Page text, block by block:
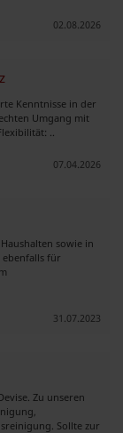
02.08.2026
Kenntnisse in der
Umgang mit
..
07.04.2026
sowie in
für
31.07.2023
Zu unseren
Sollte zur